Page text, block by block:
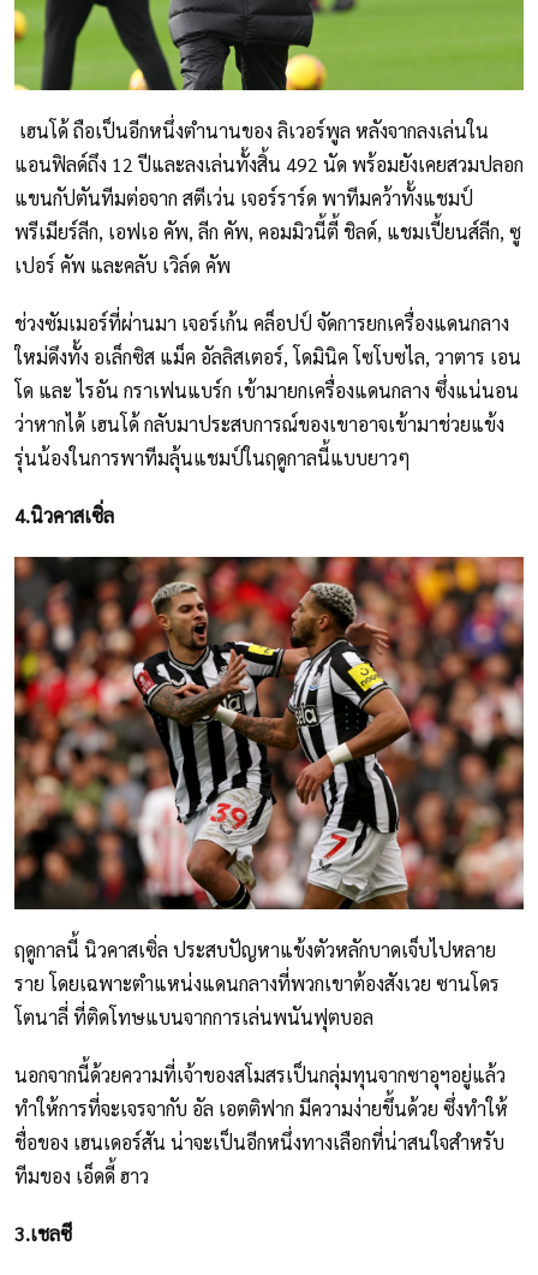
เฮนโด้ ถือเป็นอีกหนึ่งตำนานของ ลิเวอร์พูล หลังจากลงเล่นใน
แอนฟิลด์ถึง 12 ปีและลงเล่นทั้งสิ้น 492 นัด พร้อมยังเคยสวมปลอก
แขนกัปตันทีมต่อจาก สตีเว่น เจอร์ราร์ด พาทีมคว้าทั้งแชมป์
พรีเมียร์ลีก, เอฟเอ คัพ, ลีก คัพ, คอมมิวนี้ตี้ ชิลด์, แชมเปี้ยนส์ลีก, ซู
เปอร์ คัพ และคลับ เวิล์ด คัพ
ช่วงซัมเมอร์ที่ผ่านมา เจอร์เก้น คล็อปป์ จัดการยกเครื่องแดนกลาง
ใหม่ดึงทั้ง อเล็กซิส แม็ค อัลลิสเตอร์, โดมินิค โซโบซไล, วาตาร เอน
โด และ ไรอัน กราเฟนแบร์ก เข้ามายกเครื่องแดนกลาง ซึ่งแน่นอน
ว่าหากได้ เฮนโด้ กลับมาประสบการณ์ของเขาอาจเข้ามาช่วยแข้ง
รุ่นน้องในการพาทีมลุ้นแชมป์ในฤดูกาลนี้แบบยาวๆ
4.นิวคาสเซิ่ล
ฤดูกาลนี้ นิวคาสเซิ่ล ประสบปัญหาแข้งตัวหลักบาดเจ็บไปหลาย
ราย โดยเฉพาะตำแหน่งแดนกลางที่พวกเขาต้องสังเวย ซานโดร
โตนาลี่ ที่ติดโทษแบนจากการเล่นพนันฟุตบอล
นอกจากนี้ด้วยความที่เจ้าของสโมสรเป็นกลุ่มทุนจากซาอุฯอยู่แล้ว
ทำให้การที่จะเจรจากับ อัล เอตติฟาก มีความง่ายขึ้นด้วย ซึ่งทำให้
ชื่อของ เฮนเดอร์สัน น่าจะเป็นอีกหนึ่งทางเลือกที่น่าสนใจสำหรับ
ทีมของ เอ็ดดี้ ฮาว
3.เชลซี